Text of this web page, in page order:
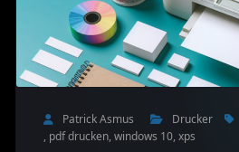
Patrick Asmus Drucker
, pdf drucken, windows 10, xps